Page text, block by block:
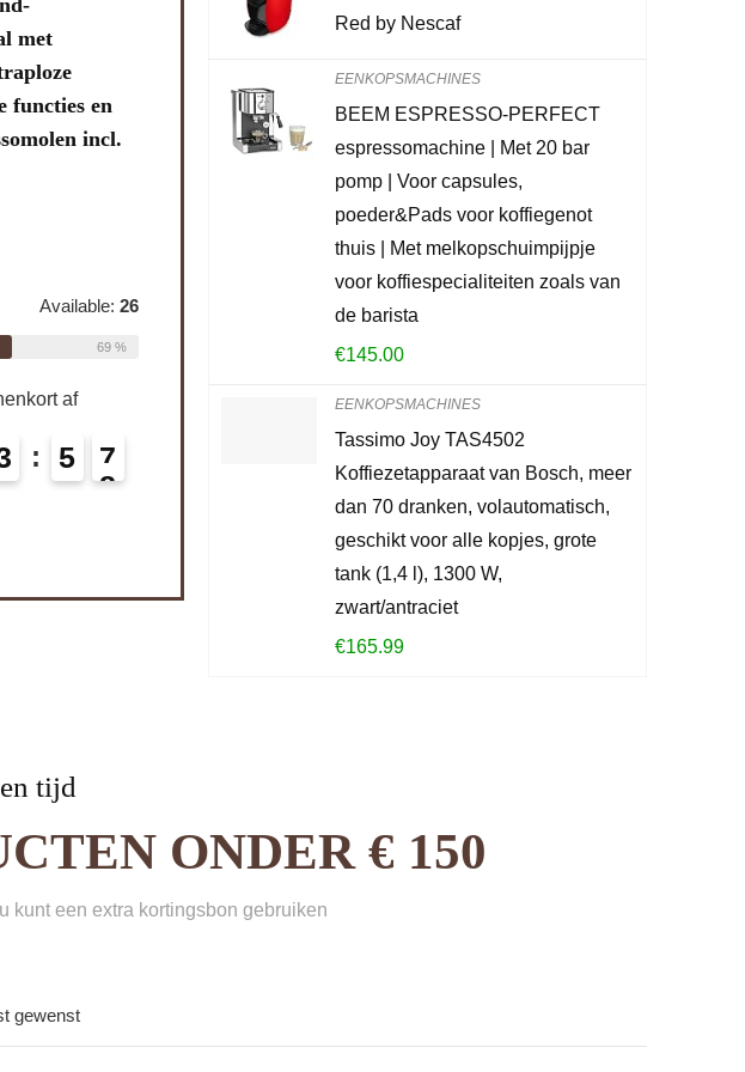
met
functies en
incl.
Available: 26
69 %
af
5
6
7
Red by Nescaf
EENKOPSMACHINES
BEEM ESPRESSO-PERFECT
espressomachine | Met 20 bar
pomp | Voor capsules,
poeder&Pads voor koffiegenot
thuis | Met melkopschuimpijpje
voor koffiespecialiteiten zoals van
de barista
€145.00
EENKOPSMACHINES
Tassimo Joy TAS4502
Koffiezetapparaat van Bosch, meer
dan 70 dranken, volautomatisch,
geschikt voor alle kopjes, grote
tank (1,4 l), 1300 W,
zwart/antraciet
€165.99
tijd
ONDER € 150
kunt een extra kortingsbon gebruiken
gewenst